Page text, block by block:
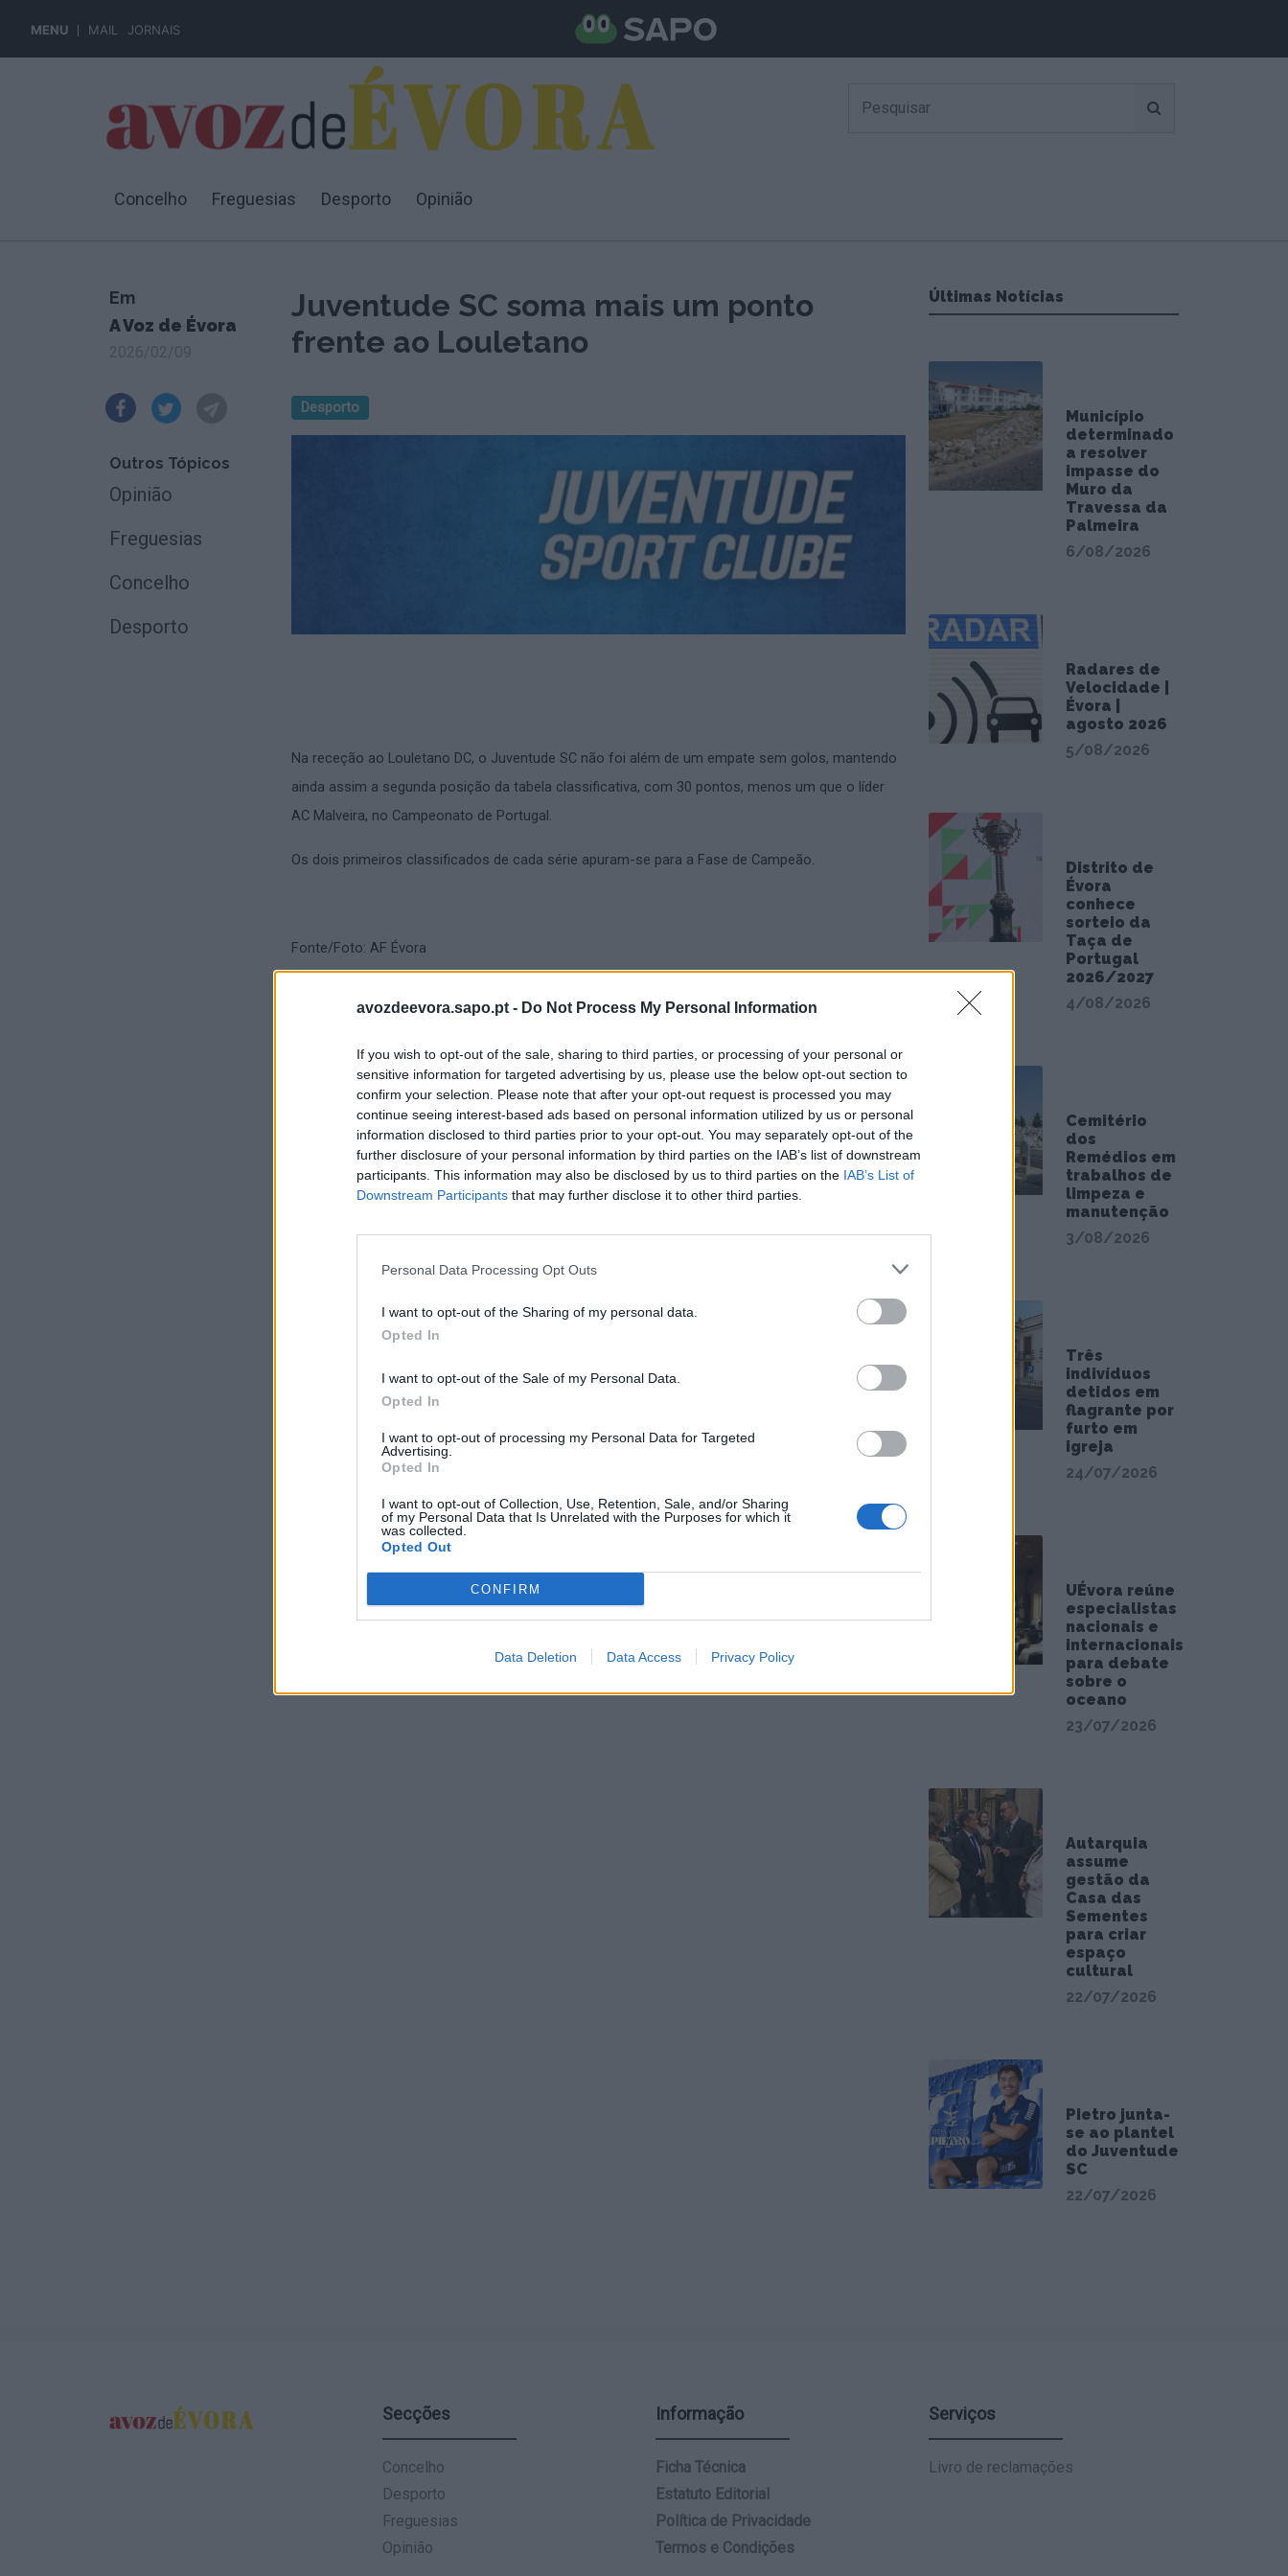
avozdeevora.sapo.pt - Do Not Process My Personal Information
If you wish to opt-out of the sale, sharing to third parties, or processing of your personal or
sensitive information for targeted advertising by us, please use the below opt-out section to
confirm your selection. Please note that after your opt-out request is processed you may
continue seeing interest-based ads based on personal information utilized by us or personal
information disclosed to third parties prior to your opt-out. You may separately opt-out of the
further disclosure of your personal information by third parties on the IAB’s list of downstream
participants. This information may also be disclosed by us to third parties on the IAB’s List of
Downstream Participants that may further disclose it to other third parties.
Personal Data Processing Opt Outs
I want to opt-out of the Sharing of my personal data.
Opted In
I want to opt-out of the Sale of my Personal Data.
Opted In
I want to opt-out of processing my Personal Data for Targeted
Advertising.
Opted In
I want to opt-out of Collection, Use, Retention, Sale, and/or Sharing
of my Personal Data that Is Unrelated with the Purposes for which it
was collected.
Opted Out
CONFIRM
Data Deletion Data Access Privacy Policy
MENU MAIL JORNAIS
Concelho Freguesias Desporto Opinião
Em
A Voz de Évora
Outros Tópicos
Opinião
Freguesias
Concelho
Desporto
Juventude SC soma mais um ponto
frente ao Louletano
Desporto
Na receção ao Louletano DC, o Juventude SC não foi além de um empate sem golos, mantendo
ainda assim a segunda posição da tabela classificativa, com 30 pontos, menos um que o líder
AC Malveira, no Campeonato de Portugal.
Os dois primeiros classificados de cada série apuram-se para a Fase de Campeão.
Fonte/Foto: AF Évora
Últimas Notícias
Município
determinado
a resolver
impasse do
Muro da
Travessa da
Palmeira
6/08/2026
Radares de
Velocidade |
Évora |
agosto 2026
5/08/2026
Distrito de
Évora
conhece
sorteio da
Taça de
Portugal
2026/2027
4/08/2026
Cemitério
dos
Remédios em
trabalhos de
limpeza e
manutenção
3/08/2026
Três
indivíduos
detidos em
flagrante por
furto em
igreja
24/07/2026
UÉvora reúne
especialistas
nacionais e
internacionais
para debate
sobre o
oceano
23/07/2026
Autarquia
assume
gestão da
Casa das
Sementes
para criar
espaço
cultural
22/07/2026
Pietro junta-
se ao plantel
do Juventude
SC
22/07/2026
Secções
Concelho
Desporto
Freguesias
Opinião
Informação
Ficha Técnica
Estatuto Editorial
Política de Privacidade
Termos e Condições
Serviços
Livro de reclamações